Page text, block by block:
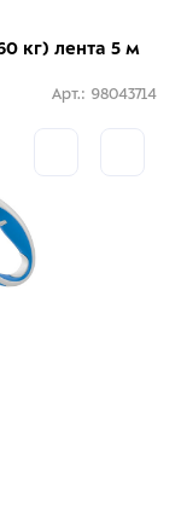
кг) лента 5 м
Арт.: 98043714